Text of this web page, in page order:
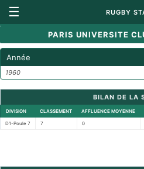
☰ RUGBY
PARIS UNIVERSITE
Année
1960
BILAN DE LA
DIVISION CLASSEMENT AFFLUENCE MOYENNE
D1-Poule 7 7 0